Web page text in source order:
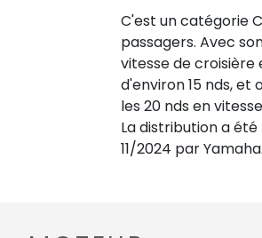
C'est un catégorie
passagers. Avec
vitesse de croisière
d'environ 15 nds, et
les 20 nds en
La distribution a
11/2024 par Yamaha.